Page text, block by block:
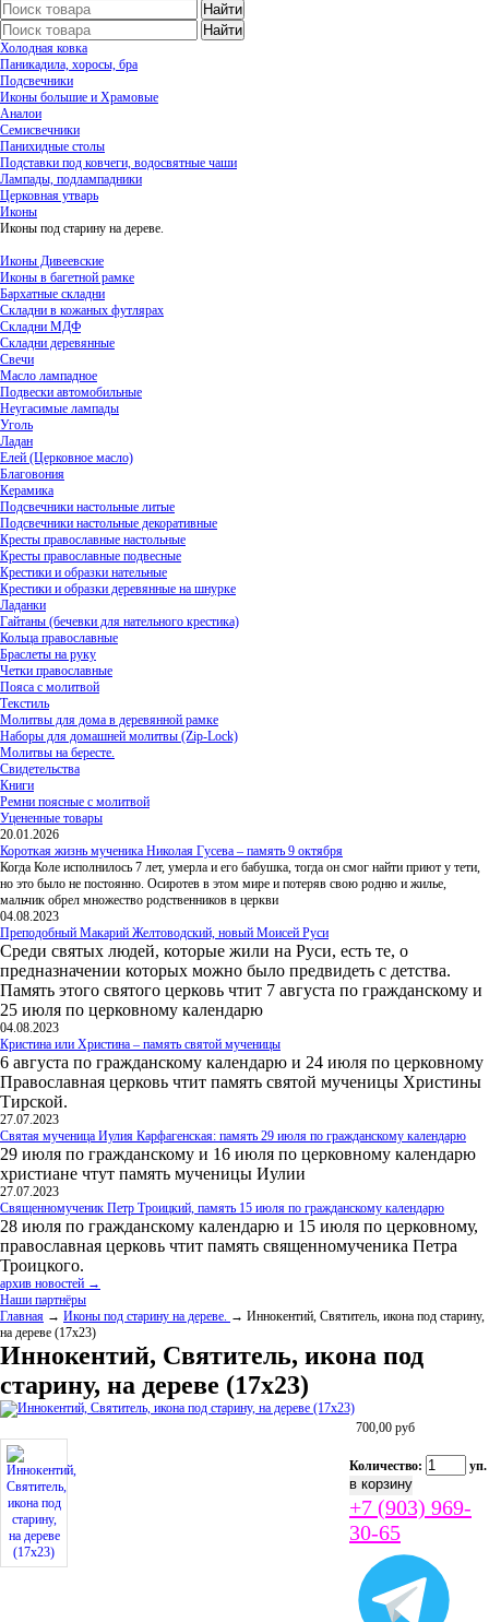
Холодная ковка
Паникадила, хоросы, бра
Подсвечники
Иконы большие и Храмовые
Аналои
Семисвечники
Панихидные столы
Подставки под ковчеги, водосвятные чаши
Лампады, подлампадники
Церковная утварь
Иконы
Иконы под старину на дереве.
Иконы Дивеевские
Иконы в багетной рамке
Бархатные складни
Складни в кожаных футлярах
Складни МДФ
Складни деревянные
Свечи
Масло лампадное
Подвески автомобильные
Неугасимые лампады
Уголь
Ладан
Елей (Церковное масло)
Благовония
Керамика
Подсвечники настольные литые
Подсвечники настольные декоративные
Кресты православные настольные
Кресты православные подвесные
Крестики и образки нательные
Крестики и образки деревянные на шнурке
Ладанки
Гайтаны (бечевки для нательного крестика)
Кольца православные
Браслеты на руку
Четки православные
Пояса с молитвой
Текстиль
Молитвы для дома в деревянной рамке
Наборы для домашней молитвы (Zip-Lock)
Молитвы на бересте.
Свидетельства
Книги
Ремни поясные с молитвой
Уцененные товары
20.01.2026
Короткая жизнь мученика Николая Гусева – память 9 октября
Когда Коле исполнилось 7 лет, умерла и его бабушка, тогда он смог найти приют у тети,
но это было не постоянно. Осиротев в этом мире и потеряв свою родню и жилье,
мальчик обрел множество родственников в церкви
04.08.2023
Преподобный Макарий Желтоводский, новый Моисей Руси
Среди святых людей, которые жили на Руси, есть те, о
предназначении которых можно было предвидеть с детства.
Память этого святого церковь чтит 7 августа по гражданскому и
25 июля по церковному календарю
04.08.2023
Кристина или Христина – память святой мученицы
6 августа по гражданскому календарю и 24 июля по церковному
Православная церковь чтит память святой мученицы Христины
Тирской.
27.07.2023
Святая мученица Иулия Карфагенская: память 29 июля по гражданскому календарю
29 июля по гражданскому и 16 июля по церковному календарю
христиане чтут память мученицы Иулии
27.07.2023
Священномученик Петр Троицкий, память 15 июля по гражданскому календарю
28 июля по гражданскому календарю и 15 июля по церковному,
православная церковь чтит память священномученика Петра
Троицкого.
архив новостей →
Наши партнёры
Главная → Иконы под старину на дереве. → Иннокентий, Святитель, икона под старину,
на дереве (17х23)
Иннокентий, Святитель, икона под
старину, на дереве (17х23)
700,00 руб
Количество: уп.
+7 (903) 969-
30-65